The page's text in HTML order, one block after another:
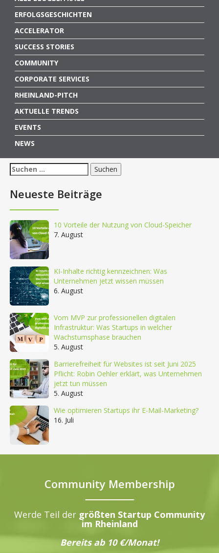
ERFOLGSGESCHICHTEN
ACCELERATOR
SUCCESS STORIES
COMMUNITY
CORPORATE SERVICES
RHEINLAND-PITCH
AKTUELLE TRENDS
EVENTS
NEWS
Suchen
nach:
Neueste Beiträge
10 Vorteile der Nutzung von Cloud-Speicher
7. August
KI-Inhalte richtig kennzeichnen: Was
Unternehmen jetzt wissen müssen
6. August
Vom MVP zur professionellen digitalen
Infrastruktur: Was Startups in welcher
Wachstumsphase brauchen
5. August
Barrierefreiheit für Websites ist seit Juni 2025
Pflicht: Robin Oehler erklärt, was Unternehmen
jetzt tun müssen
5. August
Wie optimieren Startups ihr E-Mail-Marketing?
16. Juli
Community Membership
Werde Teil der größten Startup Community
im Rheinland
Bereits ab 10 €/Monat!